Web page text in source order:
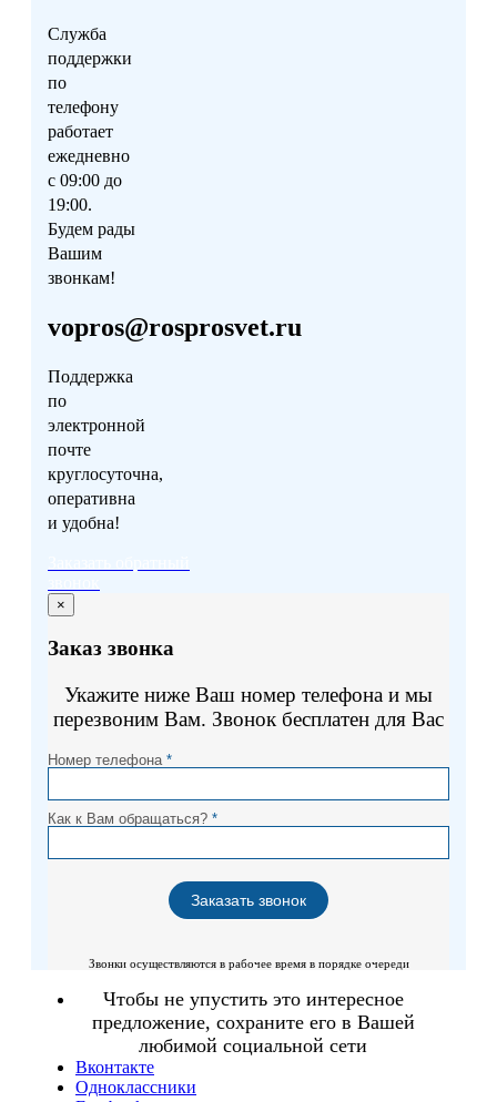
Служба
поддержки
по
телефону
работает
ежедневно
с 09:00 до
19:00.
Будем рады
Вашим
звонкам!
vopros@rosprosvet.ru
Поддержка
по
электронной
почте
круглосуточна,
оперативна
и удобна!
×
Заказ звонка
Укажите ниже Ваш номер телефона и мы
перезвоним Вам. Звонок бесплатен для Вас
Номер телефона *
Как к Вам обращаться? *
Звонки осуществляются в рабочее время в порядке очереди
Чтобы не упустить это интересное
предложение, сохраните его в Вашей
любимой социальной сети
Вконтакте
Одноклассники